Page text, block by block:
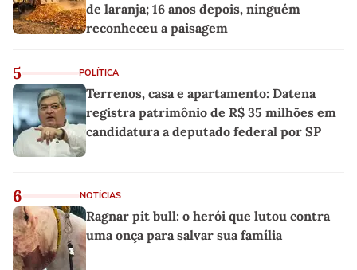
de laranja; 16 anos depois, ninguém
reconheceu a paisagem
5 POLÍTICA
Terrenos, casa e apartamento: Datena
registra patrimônio de R$ 35 milhões em
candidatura a deputado federal por SP
6 NOTÍCIAS
Ragnar pit bull: o herói que lutou contra
uma onça para salvar sua família